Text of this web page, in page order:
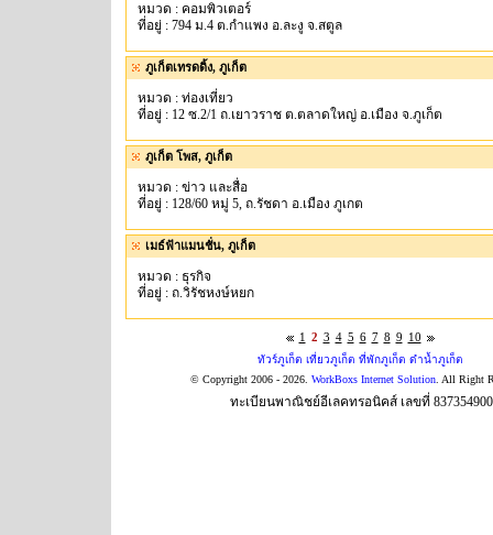
หมวด : คอมพิวเตอร์
ที่อยู่ : 794 ม.4 ต.กำแพง อ.ละงู จ.สตูล
ภูเก็ตเทรดดิ้ง, ภูเก็ต
หมวด : ท่องเที่ยว
ที่อยู่ : 12 ซ.2/1 ถ.เยาวราช ต.ตลาดใหญ่ อ.เมือง จ.ภูเก็ต
ภูเก็ต โพส, ภูเก็ต
หมวด : ข่าว และสื่อ
ที่อยู่ : 128/60 หมู่ 5, ถ.รัชดา อ.เมือง ภูเกต
เมธ์ฟ้าแมนชั่น, ภูเก็ต
หมวด : ธุรกิจ
ที่อยู่ : ถ.วิรัชหงษ์หยก
1 2 3 4 5 6 7 8 9 10
ทัวร์ภูเก็ต เที่ยวภูเก็ต ที่พักภูเก็ต ดำน้ำภูเก็ต
© Copyright 2006 - 2026. WorkBoxs Internet Solution. All Right
ทะเบียนพาณิชย์อีเลคทรอนิคส์ เลขที่